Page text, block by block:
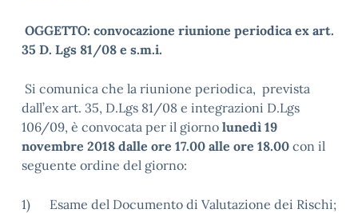
OGGETTO: convocazione riunione periodica ex art.
35 D. Lgs 81/08 e s.m.i.
Si comunica che la riunione periodica, prevista
dall’ex art. 35, D.Lgs 81/08 e integrazioni D.Lgs
106/09, è convocata per il giorno lunedì 19
novembre 2018 dalle ore 17.00 alle ore 18.00 con il
seguente ordine del giorno:
1) Esame del Documento di Valutazione dei Rischi;